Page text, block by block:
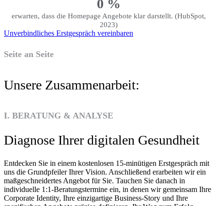
0 %
erwarten, dass die Homepage Angebote klar darstellt. (HubSpot,
2023)
Unverbindliches Erstgespräch vereinbaren
Seite an Seite
Unsere Zusammenarbeit:
I. BERATUNG & ANALYSE
Diagnose Ihrer digitalen Gesundheit
Entdecken Sie in einem kostenlosen 15-minütigen Erstgespräch mit
uns die Grundpfeiler Ihrer Vision. Anschließend erarbeiten wir ein
maßgeschneidertes Angebot für Sie. Tauchen Sie danach in
individuelle 1:1-Beratungstermine ein, in denen wir gemeinsam Ihre
Corporate Identity, Ihre einzigartige Business-Story und Ihre